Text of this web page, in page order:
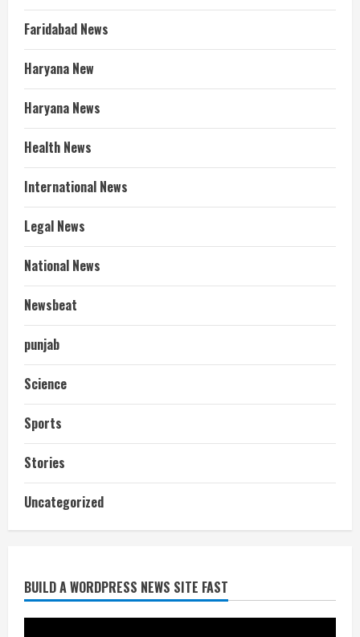
Faridabad News
Haryana New
Haryana News
Health News
International News
Legal News
National News
Newsbeat
punjab
Science
Sports
Stories
Uncategorized
BUILD A WORDPRESS NEWS SITE FAST
July 24, 2026
निर्धारित मानक व नियम का बारीकी से किया
जाएगा परीक्षण, तब कार्रवाई